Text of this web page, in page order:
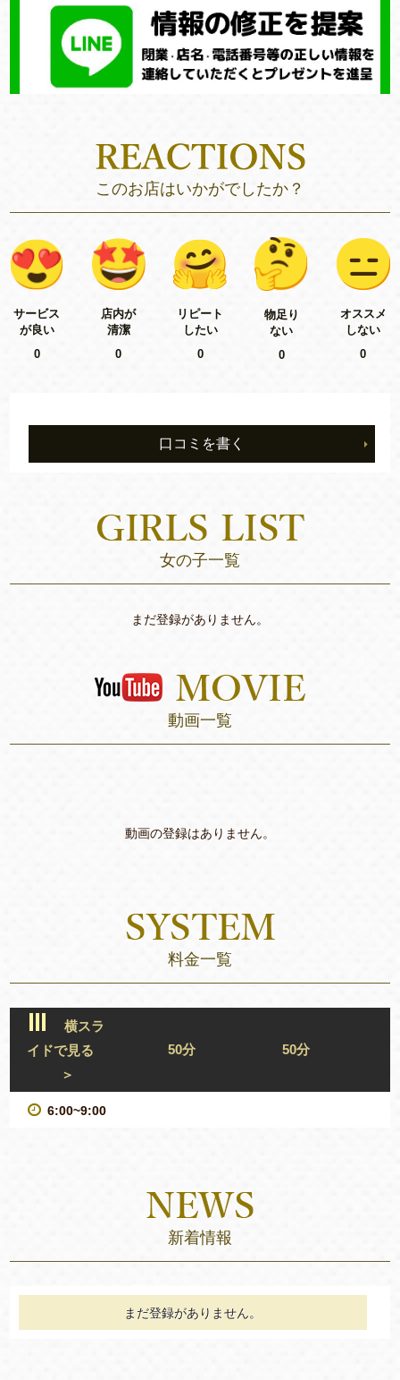
このお店はいかがでしたか？
サービス
が良い
0
店内が
清潔
0
リピート
したい
0
物足り
ない
0
オススメ
しない
0
口コミを書く
女の子一覧
まだ登録がありません。
動画一覧
動画の登録はありません。
料金一覧
横スラ
イドで見る
＞
50分 50分
6:00~9:00
新着情報
まだ登録がありません。